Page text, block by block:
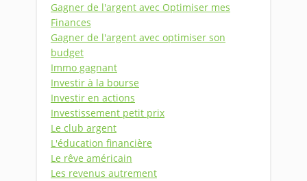
Gagner de l'argent avec Optimiser mes
Finances
Gagner de l'argent avec optimiser son
budget
Immo gagnant
Investir à la bourse
Investir en actions
Investissement petit prix
Le club argent
L'éducation financière
Le rêve américain
Les revenus autrement